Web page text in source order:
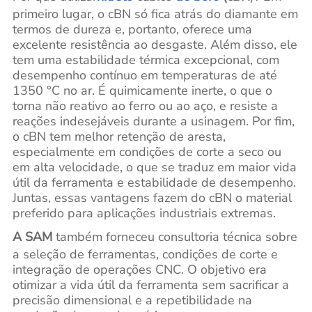
primeiro lugar, o cBN só fica atrás do diamante em
termos de dureza e, portanto, oferece uma
excelente resistência ao desgaste. Além disso, ele
tem uma estabilidade térmica excepcional, com
desempenho contínuo em temperaturas de até
1350 °C no ar. É quimicamente inerte, o que o
torna não reativo ao ferro ou ao aço, e resiste a
reações indesejáveis durante a usinagem. Por fim,
o cBN tem melhor retenção de aresta,
especialmente em condições de corte a seco ou
em alta velocidade, o que se traduz em maior vida
útil da ferramenta e estabilidade de desempenho.
Juntas, essas vantagens fazem do cBN o material
preferido para aplicações industriais extremas.
A SAMtambém forneceu consultoria técnica sobre
a seleção de ferramentas, condições de corte e
integração de operações CNC. O objetivo era
otimizar a vida útil da ferramenta sem sacrificar a
precisão dimensional e a repetibilidade na